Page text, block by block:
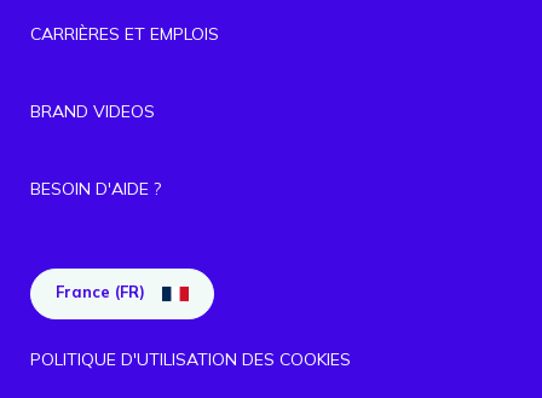
CARRIÈRES ET EMPLOIS
BRAND VIDEOS
BESOIN D'AIDE ?
France (FR)
POLITIQUE D'UTILISATION DES COOKIES